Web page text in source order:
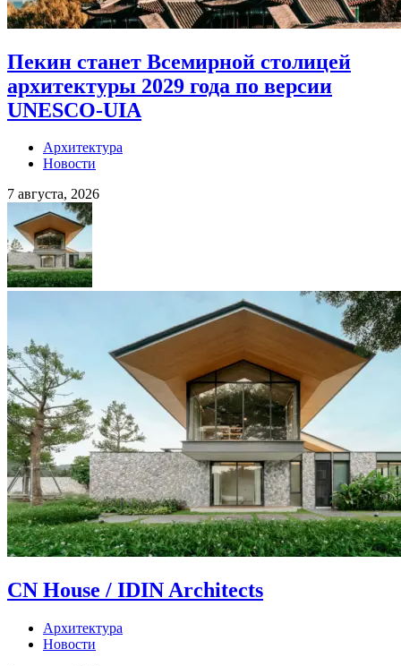
Пекин станет Всемирной столицей
архитектуры 2029 года по версии
UNESCO-UIA
Архитектура
Новости
7 августа, 2026
CN House / IDIN Architects
Архитектура
Новости